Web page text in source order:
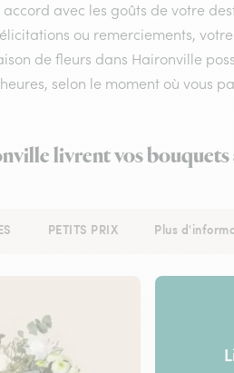
avec les goûts de votre
ou remerciements,
de fleurs dans Haironville
selon le moment où vous
livrent vos
PETITS PRIX Plus